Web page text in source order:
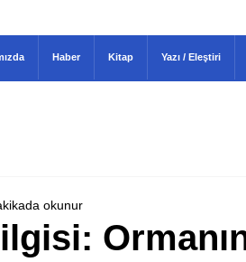
okunur
Haber Kitap Yazı / Eleştiri